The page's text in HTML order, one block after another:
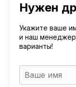
Нужен
Укажите ваше
и наш
варианты!